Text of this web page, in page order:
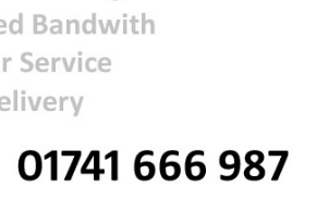
প্রধানমন্ত্রীকে বরণে প্রস্তুত চট্টগ্রাম,
নেতাকর্মীরা উজ্জীবিত